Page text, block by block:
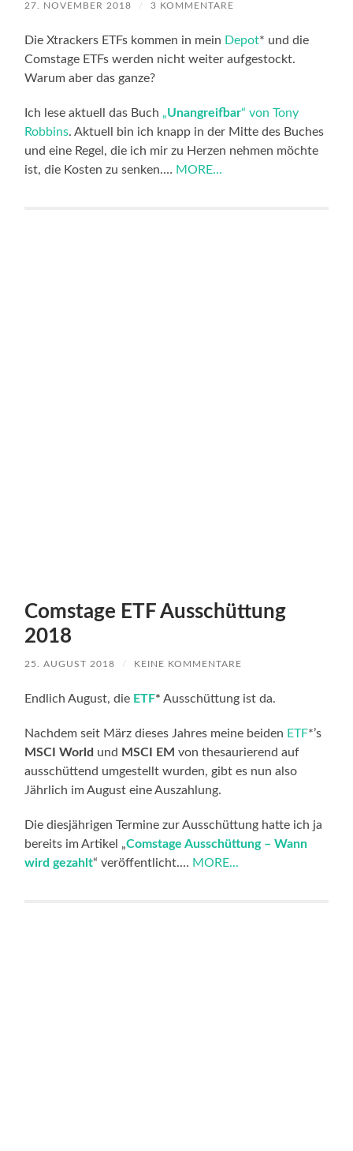
27. NOVEMBER 2018 / 3 KOMMENTARE
Die Xtrackers ETFs kommen in mein Depot* und die
Comstage ETFs werden nicht weiter aufgestockt.
Warum aber das ganze?
Ich lese aktuell das Buch „Unangreifbar“ von Tony
Robbins. Aktuell bin ich knapp in der Mitte des Buches
und eine Regel, die ich mir zu Herzen nehmen möchte
ist, die Kosten zu senken.… MORE...
Comstage ETF Ausschüttung
2018
25. AUGUST 2018 / KEINE KOMMENTARE
Endlich August, die ETF* Ausschüttung ist da.
Nachdem seit März dieses Jahres meine beiden ETF*’s
MSCI World und MSCI EM von thesaurierend auf
ausschüttend umgestellt wurden, gibt es nun also
Jährlich im August eine Auszahlung.
Die diesjährigen Termine zur Ausschüttung hatte ich ja
bereits im Artikel „Comstage Ausschüttung – Wann
wird gezahlt“ veröffentlicht.… MORE...